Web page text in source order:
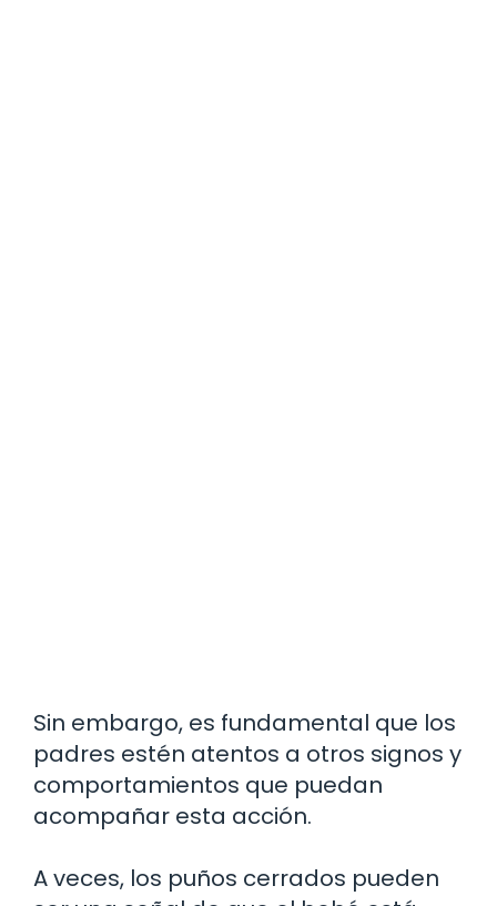
Sin embargo, es fundamental que los
padres estén atentos a otros signos y
comportamientos que puedan
acompañar esta acción.
A veces, los puños cerrados pueden